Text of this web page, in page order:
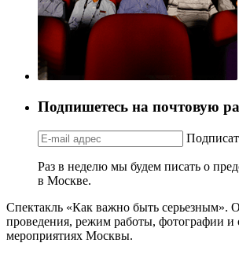
Подпишетесь на почтовую
Раз в неделю мы будем писать о
в Москве.
Спектакль «Как важно быть серьезным».
проведения, режим работы, фотографии и
мероприятиях Москвы.